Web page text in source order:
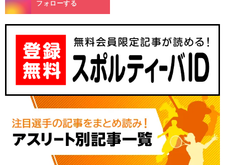
へ
フォローする